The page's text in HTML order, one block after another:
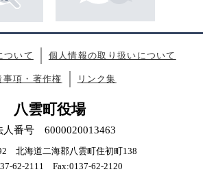
ついて 個人情報の取り扱いについて
事項・著作権 リンク集
八雲町役場
番号 6000020013463
北海道二海郡八雲町住初町138
62-2111 Fax:0137-62-2120